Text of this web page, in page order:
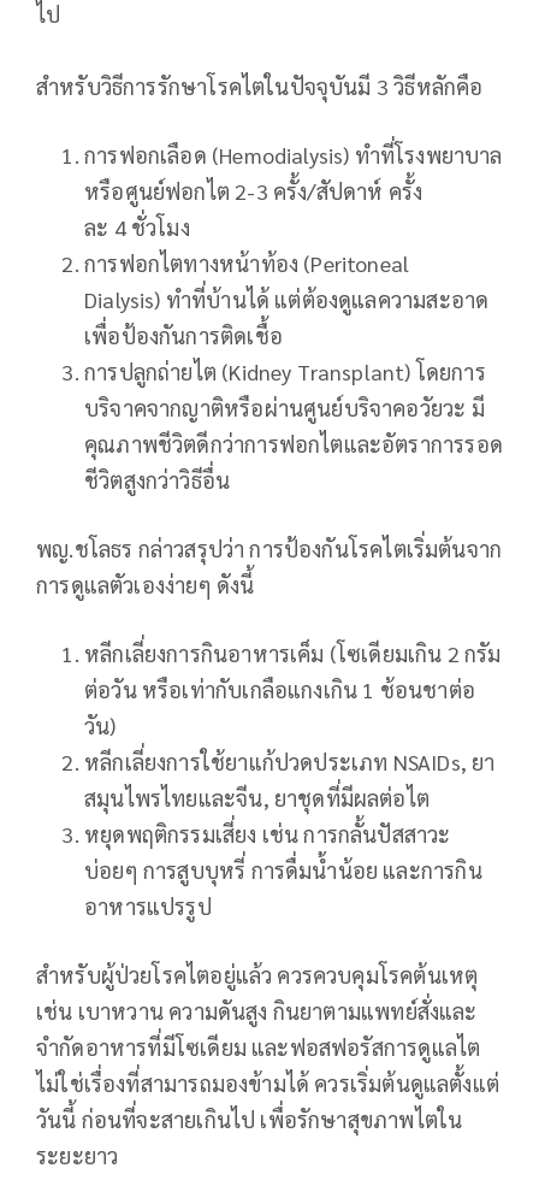
ไป
สำหรับวิธีการรักษาโรคไตในปัจจุบันมี 3 วิธีหลักคือ
การฟอกเลือด (Hemodialysis) ทำที่โรงพยาบาล
หรือศูนย์ฟอกไต 2-3 ครั้ง/สัปดาห์ ครั้ง
ละ 4 ชั่วโมง
การฟอกไตทางหน้าท้อง (Peritoneal
Dialysis) ทำที่บ้านได้ แต่ต้องดูแลความสะอาด
เพื่อป้องกันการติดเชื้อ
การปลูกถ่ายไต (Kidney Transplant) โดยการ
บริจาคจากญาติหรือผ่านศูนย์บริจาคอวัยวะ มี
คุณภาพชีวิตดีกว่าการฟอกไตและอัตราการรอด
ชีวิตสูงกว่าวิธีอื่น
พญ.ชโลธร กล่าวสรุปว่า การป้องกันโรคไตเริ่มต้นจาก
การดูแลตัวเองง่ายๆ ดังนี้
หลีกเลี่ยงการกินอาหารเค็ม (โซเดียมเกิน 2 กรัม
ต่อวัน หรือเท่ากับเกลือแกงเกิน 1 ช้อนชาต่อ
วัน)
หลีกเลี่ยงการใช้ยาแก้ปวดประเภท NSAIDs, ยา
สมุนไพรไทยและจีน, ยาชุดที่มีผลต่อไต
หยุดพฤติกรรมเสี่ยง เช่น การกลั้นปัสสาวะ
บ่อยๆ การสูบบุหรี่ การดื่มน้ำน้อย และการกิน
อาหารแปรรูป
สำหรับผู้ป่วยโรคไตอยู่แล้ว ควรควบคุมโรคต้นเหตุ
เช่น เบาหวาน ความดันสูง กินยาตามแพทย์สั่งและ
จำกัดอาหารที่มีโซเดียม และฟอสฟอรัสการดูแลไต
ไม่ใช่เรื่องที่สามารถมองข้ามได้ ควรเริ่มต้นดูแลตั้งแต่
วันนี้ ก่อนที่จะสายเกินไป เพื่อรักษาสุขภาพไตใน
ระยะยาว